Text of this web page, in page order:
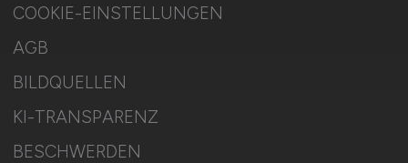
COOKIE-EINSTELLUNGEN
AGB
BILDQUELLEN
KI-TRANSPARENZ
BESCHWERDEN